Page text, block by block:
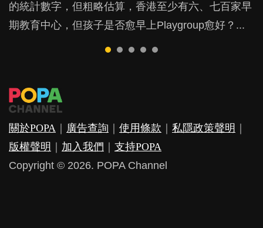
的統計數字，但粗略估算，香港至少有六、七百家早
期教育中心，但孩子是否愈早上Playgroup愈好？...
戲方式學習，學術能力和自制能力亦明顯比其他小朋
友優勝，到底這課程有何特別之處？...
朋友的念頭。但為何爸爸患上產後抑鬱往往難以察
覺？...
是在職好。雖說每個家庭都有自己的獨特狀況和考慮
因素，但原來全職和在職媽媽所養育的子女其實都各
他們放東西入口，隨時會影響孩子的身心發展？...
關於POPA ｜ 廣告查詢 ｜ 使用條款 ｜ 私隱政策聲明 ｜
版權聲明 ｜ 加入我們 ｜ 支持POPA
Copyright © 2026. POPA Channel